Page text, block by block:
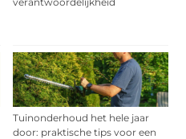
Tuinonderhoud het hele jaar
door: praktische tips voor een